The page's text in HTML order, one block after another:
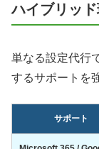
ハイブリッ
単なる設定代行
するサポートを
サポート